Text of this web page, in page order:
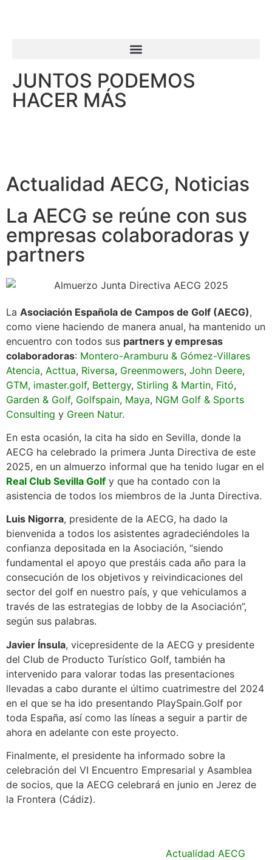
JUNTOS PODEMOS
HACER MÁS
Actualidad AECG, Noticias
La AECG se reúne con sus
empresas colaboradoras y
partners
La Asociación Española de Campos de Golf (AECG),
como viene haciendo de manera anual, ha mantenido un
encuentro con todos sus partners y empresas
colaboradoras: Montero-Aramburu & Gómez-Villares
Atencia, Acttua, Riversa, Greenmowers, John Deere,
GTM, imaster.golf, Bettergy, Stirling & Martin, Fitó,
Garden & Golf, Golfspain, Maya, NGM Golf & Sports
Consulting y Green Natur.
En esta ocasión, la cita ha sido en Sevilla, donde la
AECG ha celebrado la primera Junta Directiva de este
2025, en un almuerzo informal que ha tenido lugar en el
Real Club Sevilla Golf y que ha contado con la
asistencia de todos los miembros de la Junta Directiva.
Luis Nigorra, presidente de la AECG, ha dado la
bienvenida a todos los asistentes agradeciéndoles la
confianza depositada en la Asociación, “siendo
fundamental el apoyo que prestáis cada año para la
consecución de los objetivos y reivindicaciones del
sector del golf en nuestro país, y que vehiculamos a
través de las estrategias de lobby de la Asociación”,
según sus palabras.
Javier Ínsula, vicepresidente de la AECG y presidente
del Club de Producto Turístico Golf, también ha
intervenido para valorar todas las presentaciones
llevadas a cabo durante el último cuatrimestre del 2024
en el que se ha ido presentando PlaySpain.Golf por
toda España, así como las líneas a seguir a partir de
ahora en adelante con este proyecto.
Finalmente, el presidente ha informado sobre la
celebración del VI Encuentro Empresarial y Asamblea
de socios, que la AECG celebrará en junio en Jerez de
la Frontera (Cádiz).
Actualidad AECG